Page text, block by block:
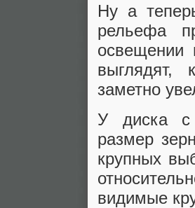
Ну а
рельефа
освещении
выглядят,
заметно
У диска с
размер
крупных
видимые